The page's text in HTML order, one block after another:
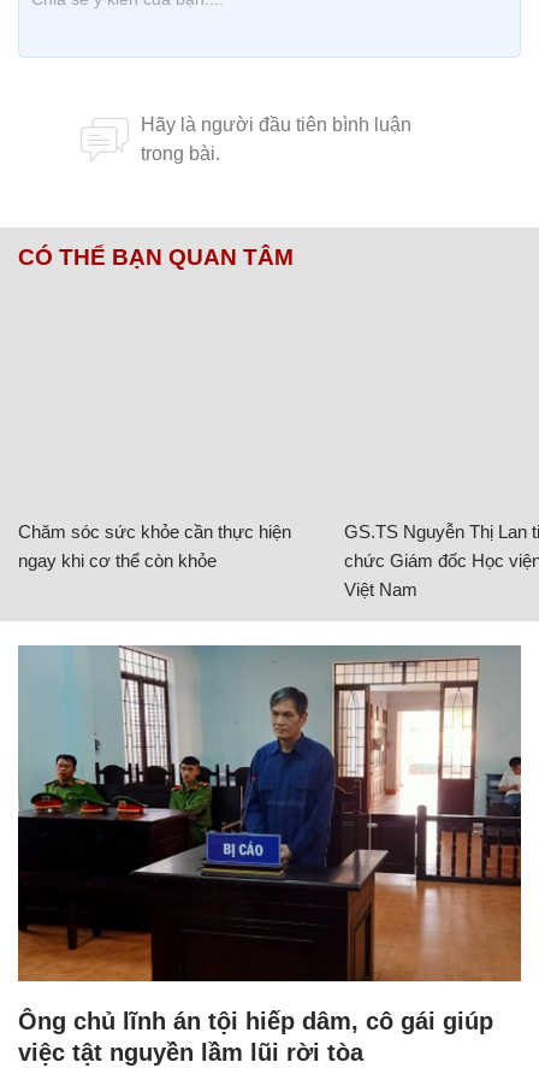
CÓ THỂ BẠN QUAN TÂM
Chăm sóc sức khỏe cần thực hiện
ngay khi cơ thể còn khỏe
GS.TS Nguyễn Thị Lan
chức Giám đốc Học
Việt Nam
Ông chủ lĩnh án tội hiếp dâm, cô gái giúp
việc tật nguyền lầm lũi rời tòa